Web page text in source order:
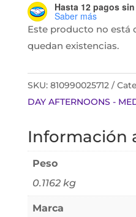
Hasta 12 pagos
Saber más
Este producto no está
quedan existencias.
SKU: 810990025712
DAY AFTERNOONS -
Información
Peso
0.1162 kg
Marca